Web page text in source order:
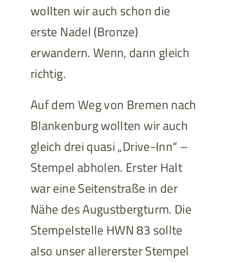
wollten wir auch schon die
erste Nadel (Bronze)
erwandern. Wenn, dann gleich
richtig.
Auf dem Weg von Bremen nach
Blankenburg wollten wir auch
gleich drei quasi „Drive-Inn“ –
Stempel abholen. Erster Halt
war eine Seitenstraße in der
Nähe des Augustbergturm. Die
Stempelstelle HWN 83 sollte
also unser allererster Stempel